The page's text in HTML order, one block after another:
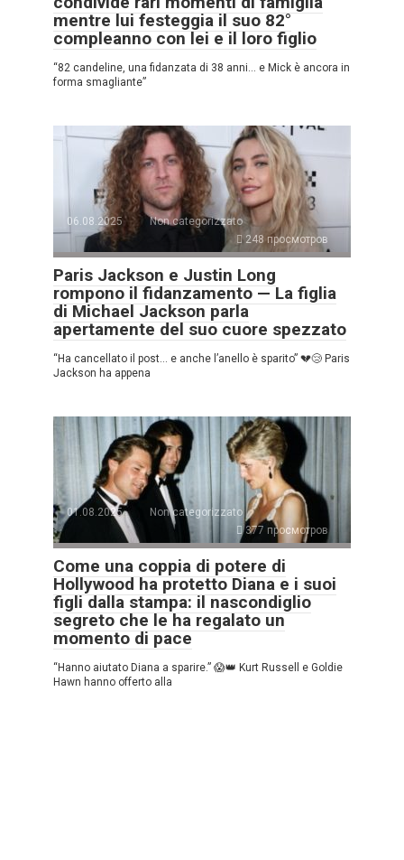
mentre lui festeggia il suo 82°
compleanno con lei e il loro figlio
“82 candeline, una fidanzata di 38 anni… e Mick è ancora in
forma smagliante”
06.08.2025
Non categorizzato
248 просмотров
Paris Jackson e Justin Long
rompono il fidanzamento — La figlia
di Michael Jackson parla
apertamente del suo cuore spezzato
“Ha cancellato il post… e anche l’anello è sparito” 💔😢 Paris
Jackson ha appena
01.08.2025
Non categorizzato
377 просмотров
Come una coppia di potere di
Hollywood ha protetto Diana e i suoi
figli dalla stampa: il nascondiglio
segreto che le ha regalato un
momento di pace
“Hanno aiutato Diana a sparire.” 😱👑 Kurt Russell e Goldie
Hawn hanno offerto alla